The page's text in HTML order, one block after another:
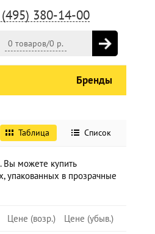
380-14-00
0 товаров/0 р.
Бренды
Таблица Список
Вы можете купить
упакованных в прозрачные
Цене (возр.) Цене (убыв.)